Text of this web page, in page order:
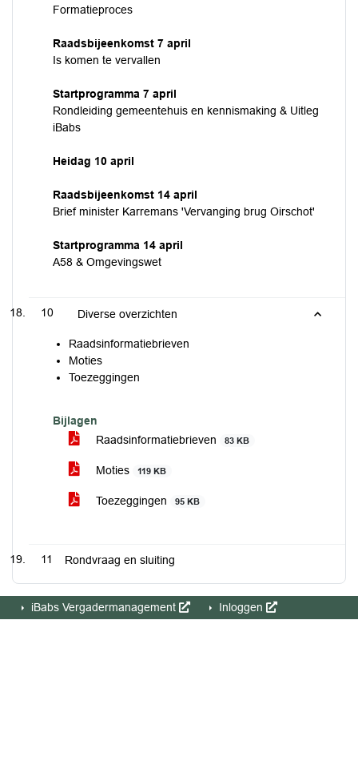
Formatieproces
Raadsbijeenkomst 7 april
Is komen te vervallen
Startprogramma 7 april
Rondleiding gemeentehuis en kennismaking & Uitleg
iBabs
Heidag 10 april
Raadsbijeenkomst 14 april
Brief minister Karremans 'Vervanging brug Oirschot'
Startprogramma 14 april
A58 & Omgevingswet
10 Diverse overzichten
Raadsinformatiebrieven
Moties
Toezeggingen
Bijlagen
Raadsinformatiebrieven
83 KB
Moties 119 KB
Toezeggingen 95 KB
11 Rondvraag en sluiting
iBabs Vergadermanagement Inloggen